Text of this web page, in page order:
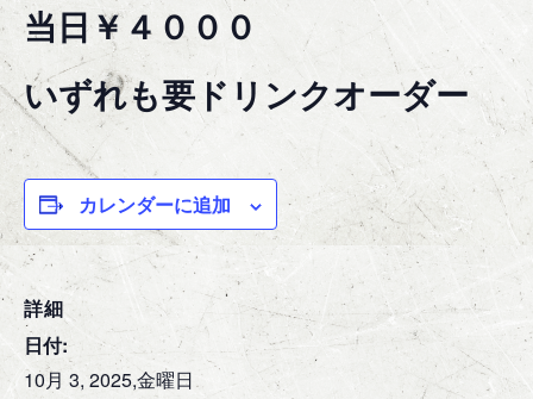
当日￥４０００
いずれも要ドリンクオーダー
カレンダーに追加
詳細
日付:
10月 3, 2025,金曜日